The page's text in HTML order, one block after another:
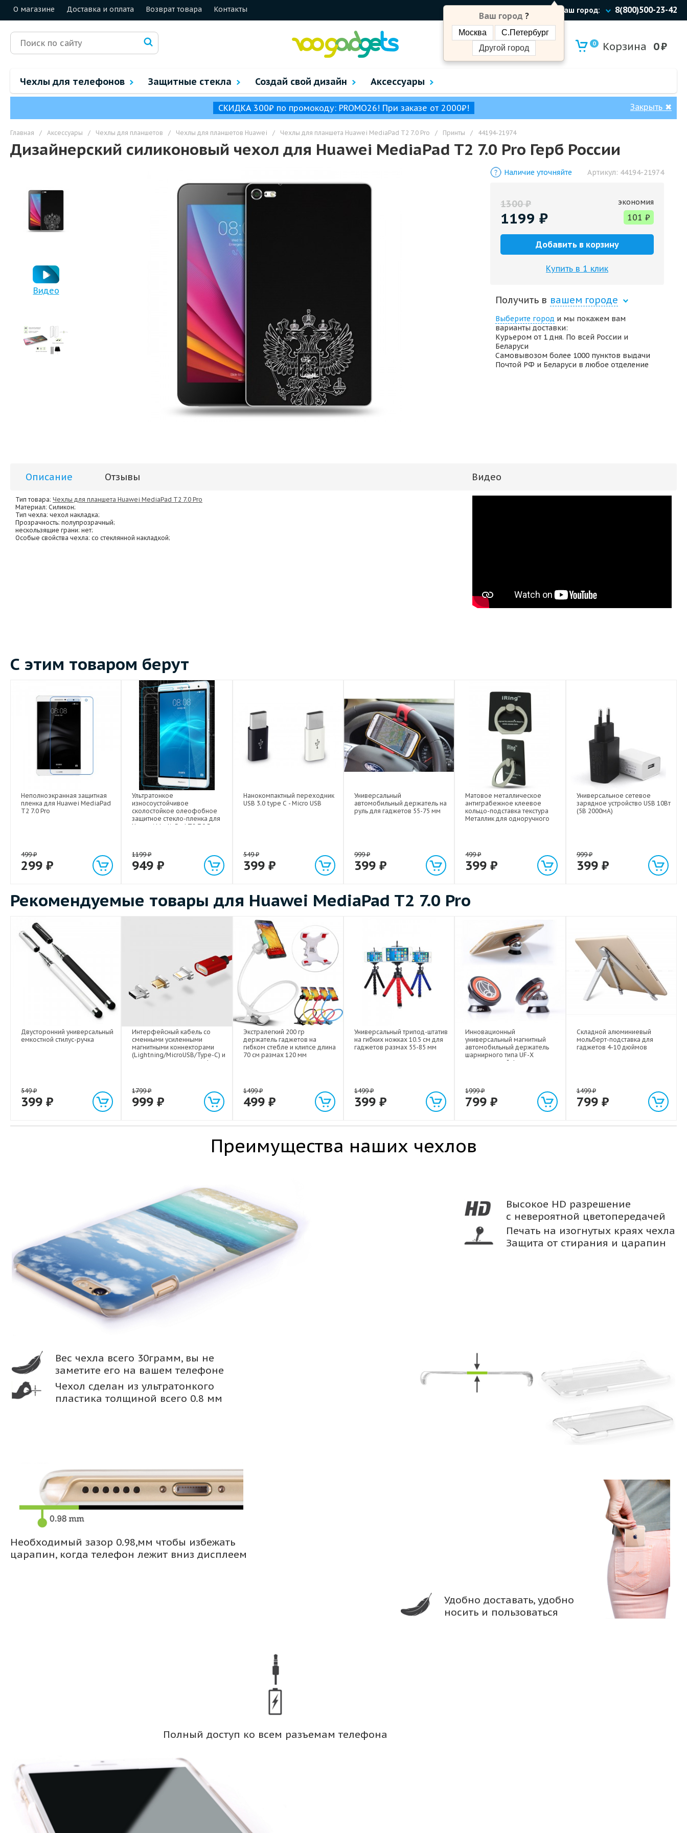
О магазине Доставка и оплата Возврат товара Контакты Ваш город:
Ваш город ?
Москва
С.Петербург
Другой город
8(800)500-23-42
0 Корзина 0₽
Чехлы для телефонов Защитные стекла Создай свой дизайн Аксессуары
СКИДКА 300₽ по промокоду: PROMO26! При заказе от 2000₽! Закрыть ✖
Главная / Аксессуары / Чехлы для планшетов / Чехлы для планшетов Huawei / Чехлы для планшета Huawei MediaPad T2 7.0 Pro / Принты / 44194-21974
Дизайнерский силиконовый чехол для Huawei MediaPad T2 7.0 Pro Герб России
Видео
Наличие уточняйте Артикул: 44194-21974
1300₽
1199 ₽
экономия
101 ₽
Добавить в корзину
Купить в 1 клик
Получить в вашем городе
Выберите город и мы покажем вам
варианты доставки:
Курьером от 1 дня. По всей России и
Беларуси
Самовывозом более 1000 пунктов выдачи
Почтой РФ и Беларуси в любое отделение
Описание Отзывы Видео
Тип товара: Чехлы для планшета Huawei MediaPad T2 7.0 Pro
Материал: Силикон;
Тип чехла: чехол накладка;
Прозрачность: полупрозрачный;
нескользящие грани: нет;
Особые свойства чехла: со стеклянной накладкой;
С этим товаром берут
Неполноэкранная защитная
пленка для Huawei MediaPad
T2 7.0 Pro
499₽
299 ₽
Ультратонкое
износоустойчивое
сколостойкое олеофобное
защитное стекло-пленка для
Huawei MediaPad T2 7.0 Pro
1199₽
949₽
Нанокомпактный переходник
USB 3.0 type C - Micro USB
549₽
399 ₽
Универсальный
автомобильный держатель на
руль для гаджетов 55-75 мм
999₽
399 ₽
Матовое металлическое
антиграбежное клеевое
кольцо-подставка текстура
Металлик для одноручного
499₽
399₽
Универсальное сетевое
зарядное устройство USB 10Вт
(5В 2000мА)
999₽
399 ₽
Рекомендуемые товары для Huawei MediaPad T2 7.0 Pro
Двусторонний универсальный
емкостной стилус-ручка
549₽
399 ₽
Интерфейсный кабель со
сменными усиленными
магнитными коннекторами
(Lightning/MicroUSB/Type-C) и
световым индикатором 1м
1799₽
999₽
Экстралегкий 200 гр
держатель гаджетов на
гибком стебле и клипсе длина
70 см размах 120 мм
1499₽
499 ₽
Универсальный трипод-штатив
на гибких ножках 10.5 см для
гаджетов размах 55-85 мм
1499₽
399 ₽
Инновационный
универсальный магнитный
автомобильный держатель
шарнирного типа UF-X
экстрасильной фиксации для
1999₽
799₽
Складной алюминиевый
мольберт-подставка для
гаджетов 4-10 дюймов
1499₽
799 ₽
Преимущества наших чехлов
Высокое HD разрешение
с невероятной цветопередачей
Печать на изогнутых краях чехла
Защита от стирания и царапин
Вес чехла всего 30грамм, вы не
заметите его на вашем телефоне
Чехол сделан из ультратонкого
пластика толщиной всего 0.8 мм
Удобно доставать, удобно
носить и пользоваться
Необходимый зазор 0.98,мм чтобы избежать
царапин, когда телефон лежит вниз дисплеем
Полный доступ ко всем разъемам телефона